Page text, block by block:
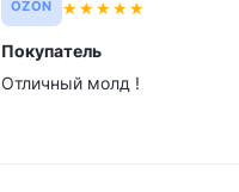
OZON ★★★★★
Покупатель
Отличный молд !